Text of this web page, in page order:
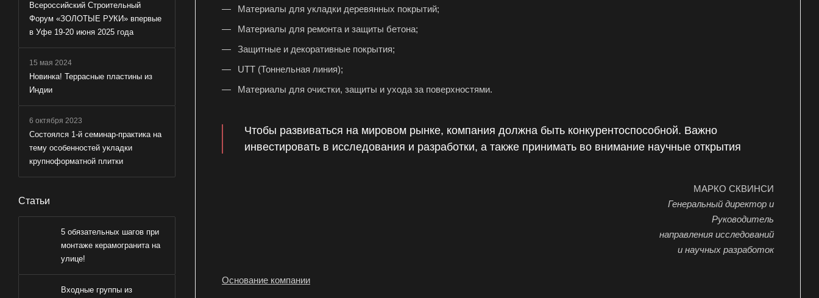
Материалы для укладки деревянных покрытий;
Материалы для ремонта и защиты бетона;
Защитные и декоративные покрытия;
UTT (Тоннельная линия);
Материалы для очистки, защиты и ухода за поверхностями.
Чтобы развиваться на мировом рынке, компания должна быть конкурентоспособной. Важно
инвестировать в исследования и разработки, а также принимать во внимание научные открытия
МАРКО СКВИНСИ
Генеральный директор и
Руководитель
направления исследований
и научных разработок
Основание компании
Всероссийский Строительный
Форум «ЗОЛОТЫЕ РУКИ» впервые
в Уфе 19-20 июня 2025 года
15 мая 2024
Новинка! Террасные пластины из
Индии
6 октября 2023
Состоялся 1-й семинар-практика на
тему особенностей укладки
крупноформатной плитки
Статьи
5 обязательных шагов при
монтаже керамогранита на
улице!
Входные группы из